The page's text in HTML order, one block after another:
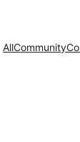
AllCommunity